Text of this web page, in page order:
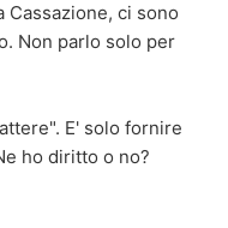
Cassazione, ci sono
Non parlo solo per
E' solo fornire
ho diritto o no?